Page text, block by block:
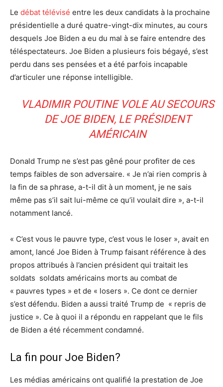
Le débat télévisé entre les deux candidats à la prochaine
présidentielle a duré quatre-vingt-dix minutes, au cours
desquels Joe Biden a eu du mal à se faire entendre des
téléspectateurs. Joe Biden a plusieurs fois bégayé, s’est
perdu dans ses pensées et a été parfois incapable
d’articuler une réponse intelligible.
VLADIMIR POUTINE VOLE AU SECOURS
DE JOE BIDEN, LE PRÉSIDENT
AMÉRICAIN
Donald Trump ne s’est pas gêné pour profiter de ces
temps faibles de son adversaire. « Je n’ai rien compris à
la fin de sa phrase, a-t-il dit à un moment, je ne sais
même pas s’il sait lui-même ce qu’il voulait dire », a-t-il
notamment lancé.
« C’est vous le pauvre type, c’est vous le loser », avait en
amont, lancé Joe Biden à Trump faisant référence à des
propos attribués à l’ancien président qui traitait les
soldats soldats américains morts au combat de
« pauvres types » et de « losers ». Ce dont ce dernier
s’est défendu. Biden a aussi traité Trump de « repris de
justice ». Ce à quoi il a répondu en rappelant que le fils
de Biden a été récemment condamné.
La fin pour Joe Biden?
Les médias américains ont qualifié la prestation de Joe